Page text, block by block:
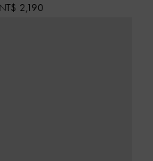
NT$ 2,190